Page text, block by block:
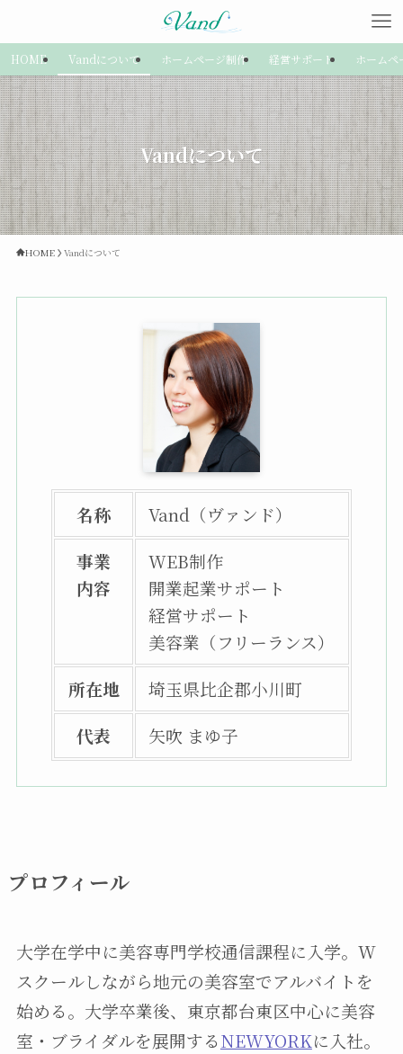
HOME Vandについて ホームページ制作 経営サポート ホームペ
Vandについて
HOME Vandについて
名称
Vand（ヴァンド）
事業
内容
WEB制作
開業起業サポート
経営サポート
美容業（フリーランス）
所在地
埼玉県比企郡小川町
代表
矢吹 まゆ子
プロフィール
大学在学中に美容専門学校通信課程に入学。W
スクールしながら地元の美容室でアルバイトを
始める。大学卒業後、東京都台東区中心に美容
室・ブライダルを展開するNEWYORKに入社。